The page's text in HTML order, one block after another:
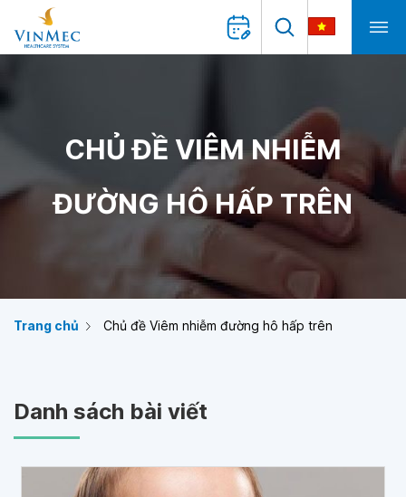
CHỦ ĐỀ VIÊM NHIỄM
ĐƯỜNG HÔ HẤP TRÊN
Trang chủ Chủ đề Viêm nhiễm đường hô hấp trên
Danh sách bài viết